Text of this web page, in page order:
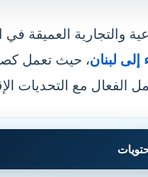
والتجارية العميقة في
لبنان، حيث تعمل
الفعال مع التحديات